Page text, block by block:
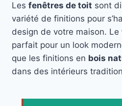
Les fenêtres de toit sont
variété de finitions pour
design de votre maison. Le
parfait pour un look
que les finitions en bois
dans des intérieurs